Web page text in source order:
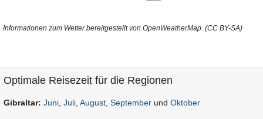
Informationen zum Wetter bereitgestellt von OpenWeatherMap. (CC BY-SA)
Optimale Reisezeit für die Regionen
Gibraltar: Juni, Juli, August, September und Oktober